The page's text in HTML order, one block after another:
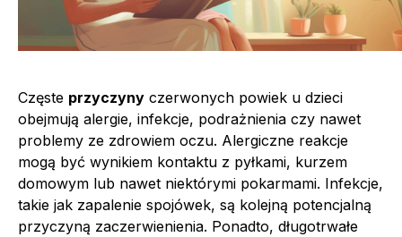
Częste przyczyny czerwonych powiek u dzieci
obejmują alergie, infekcje, podrażnienia czy nawet
problemy ze zdrowiem oczu. Alergiczne reakcje
mogą być wynikiem kontaktu z pyłkami, kurzem
domowym lub nawet niektórymi pokarmami. Infekcje,
takie jak zapalenie spojówek, są kolejną potencjalną
przyczyną zaczerwienienia. Ponadto, długotrwałe